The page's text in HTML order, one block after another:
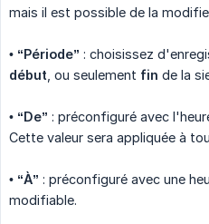
mais il est possible de la
• “Période” : choisissez
début , ou seulement fin de la
• “De” : préconfiguré avec
Cette valeur sera appliquée à
• “À” : préconfiguré avec une
modifiable.